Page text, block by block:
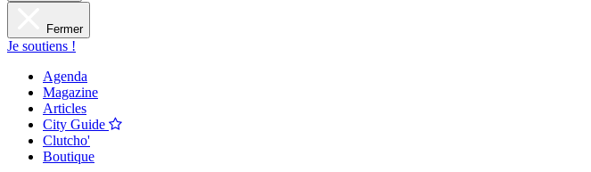
Fermer
Je soutiens !
Agenda
Magazine
Articles
City Guide
Clutcho'
Boutique